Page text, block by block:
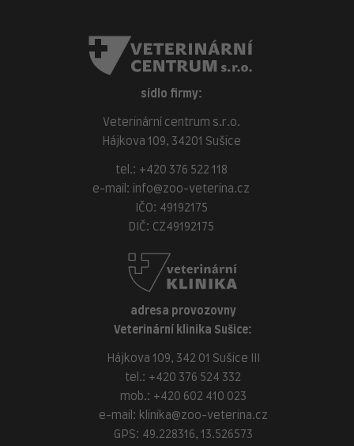
sídlo firmy:
Veterinární centrum s.r.o.
Hájkova 109, 34201 Sušice
tel.: +420 376 522 118
e-mail:
info@zoo-veterina.cz
IČO: 49192175
DIČ: CZ49192175
adresa provozovny
Veterinární klinika Sušice:
Hájkova 109, 342 01 Sušice III
tel.: +420 376 524 332
mob.: +420 602 410 023
e-mail: klinika@zoo-veterina.cz
GPS: 49.228316, 13.526573